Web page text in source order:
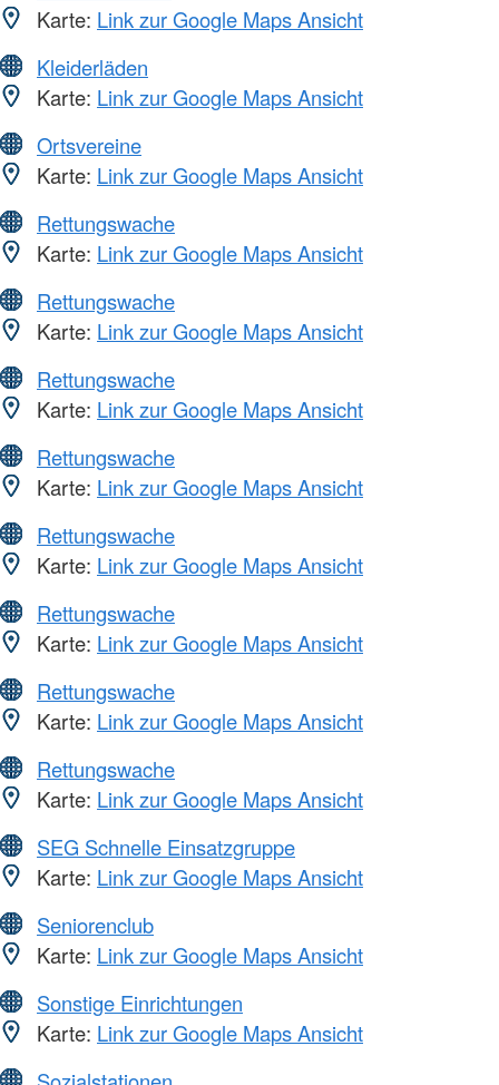
Karte: Link zur Google Maps Ansicht
Kleiderläden
Karte: Link zur Google Maps Ansicht
Ortsvereine
Karte: Link zur Google Maps Ansicht
Rettungswache
Karte: Link zur Google Maps Ansicht
Rettungswache
Karte: Link zur Google Maps Ansicht
Rettungswache
Karte: Link zur Google Maps Ansicht
Rettungswache
Karte: Link zur Google Maps Ansicht
Rettungswache
Karte: Link zur Google Maps Ansicht
Rettungswache
Karte: Link zur Google Maps Ansicht
Rettungswache
Karte: Link zur Google Maps Ansicht
Rettungswache
Karte: Link zur Google Maps Ansicht
SEG Schnelle Einsatzgruppe
Karte: Link zur Google Maps Ansicht
Seniorenclub
Karte: Link zur Google Maps Ansicht
Sonstige Einrichtungen
Karte: Link zur Google Maps Ansicht